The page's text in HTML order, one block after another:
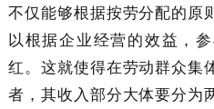
不仅能够根据按劳分配的原
以根据企业经营的效益，
红。这就使得在劳动群众集
者，其收入部分大体要分为